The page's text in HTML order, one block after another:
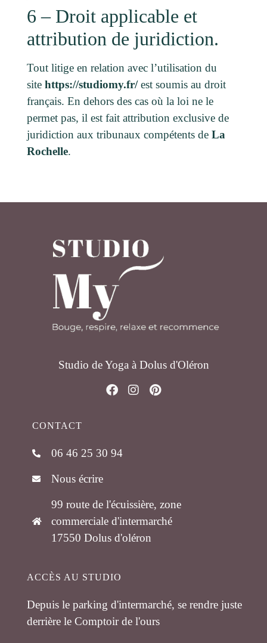
6 – Droit applicable et
attribution de juridiction.
Tout litige en relation avec l’utilisation du
site https://studiomy.fr/est soumis au droit
français. En dehors des cas où la loi ne le
permet pas, il est fait attribution exclusive de
juridiction aux tribunaux compétents de La
Rochelle.
CONTACT
06 46 25 30 94
Nous écrire
99 route de l'écuissière, zone
commerciale d'intermarché
17550 Dolus d'oléron
Studio de Yoga à Dolus d'Oléron
ACCÈS AU STUDIO
Depuis le parking d'intermarché, se rendre juste
derrière le Comptoir de l'ours